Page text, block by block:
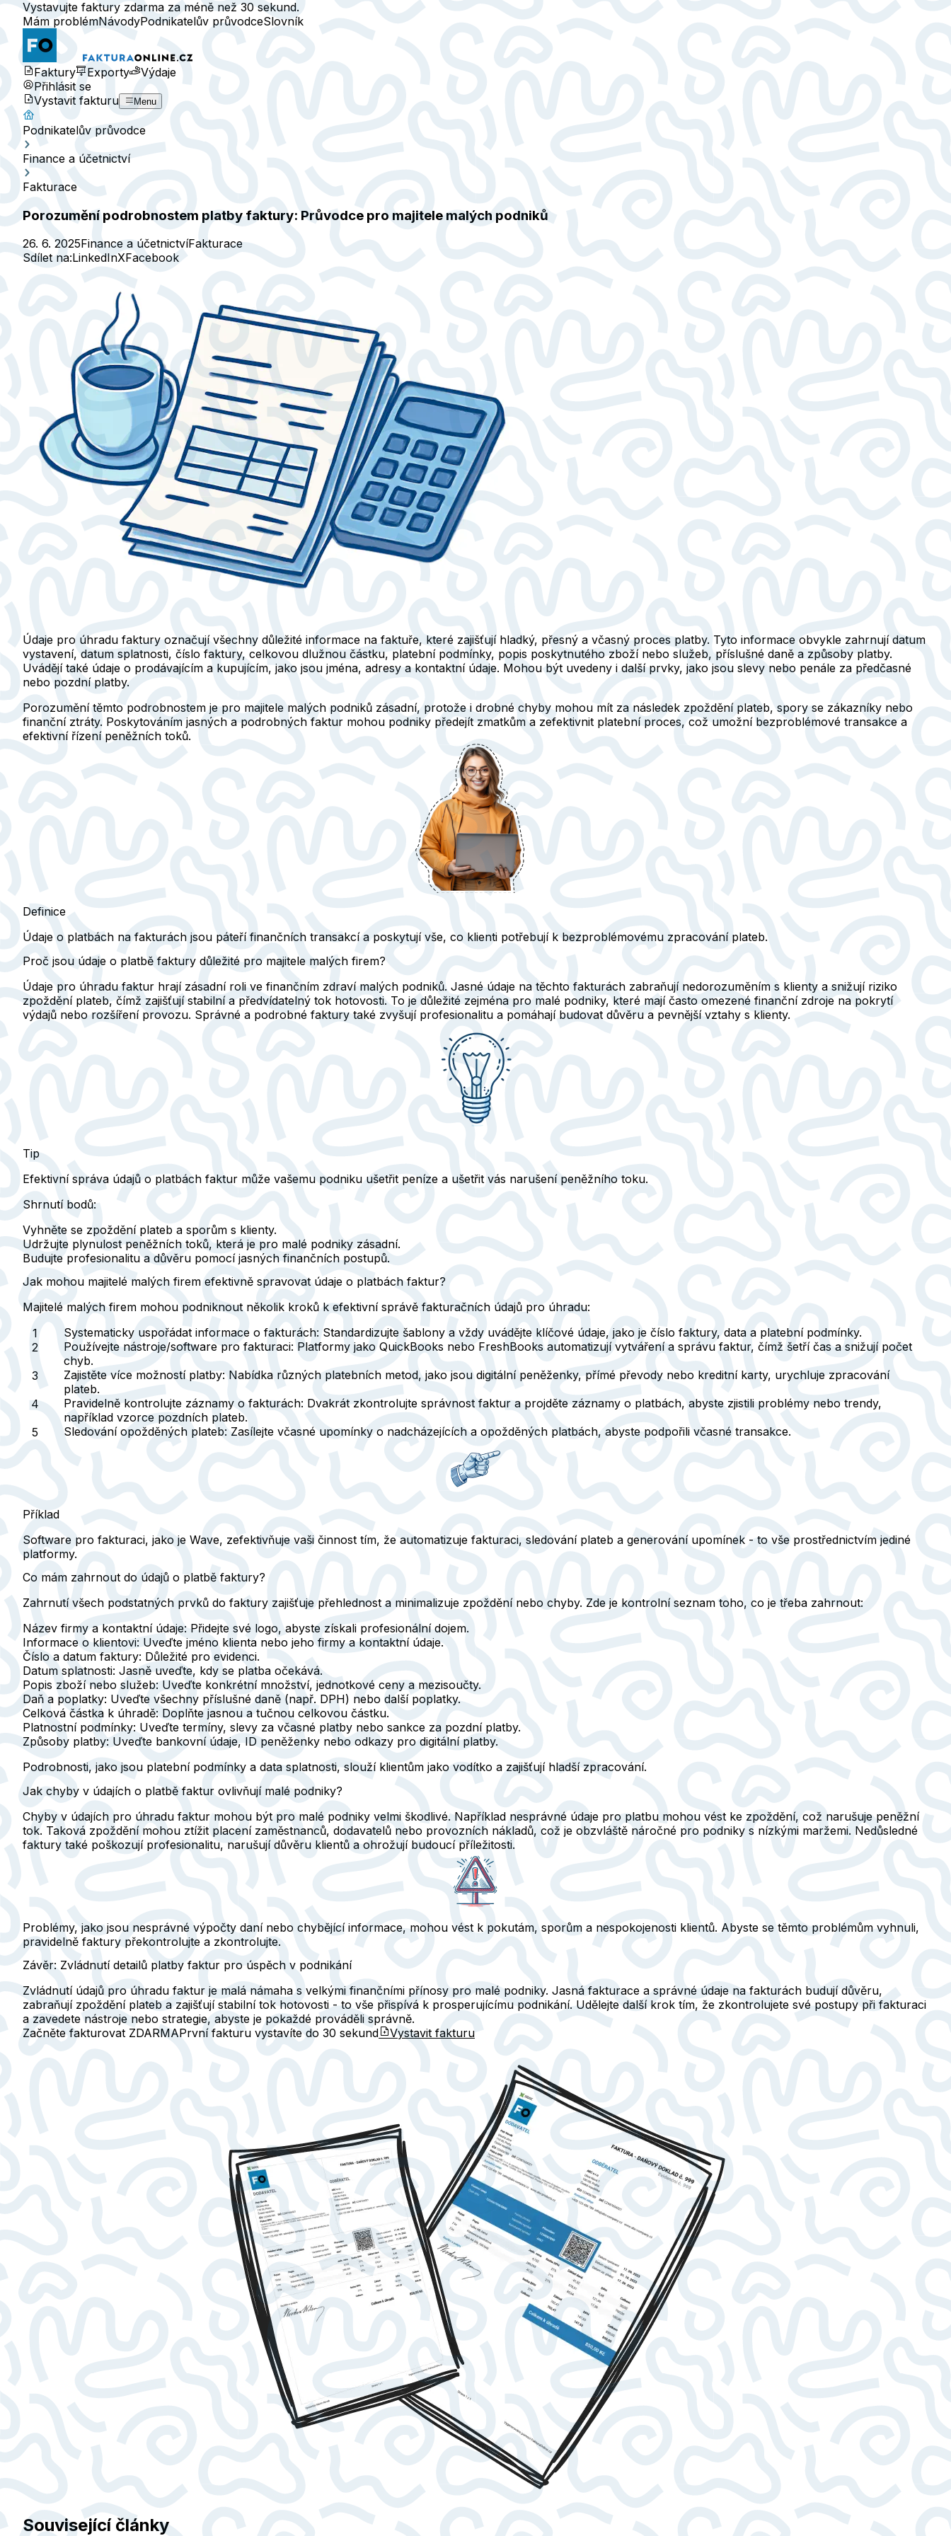
Vystavujte faktury zdarma za méně než 30 sekund.
Mám problémNávodyPodnikatelův průvodceSlovník
Faktury Exporty
Výdaje
Přihlásit se
Vystavit fakturu
Menu
Podnikatelův průvodce
Finance a účetnictví
Fakturace
Porozumění podrobnostem platby faktury: Průvodce pro majitele malých podniků
26. 6. 2025Finance a účetnictvíFakturace
Sdílet na:LinkedInXFacebook
Údaje pro úhradu faktury označují všechny důležité informace na faktuře, které zajišťují hladký, přesný a včasný proces platby. Tyto informace obvykle zahrnují datum
vystavení, datum splatnosti, číslo faktury, celkovou dlužnou částku, platební podmínky, popis poskytnutého zboží nebo služeb, příslušné daně a způsoby platby.
Uvádějí také údaje o prodávajícím a kupujícím, jako jsou jména, adresy a kontaktní údaje. Mohou být uvedeny i další prvky, jako jsou slevy nebo penále za předčasné
nebo pozdní platby.
Porozumění těmto podrobnostem je pro majitele malých podniků zásadní, protože i drobné chyby mohou mít za následek zpoždění plateb, spory se zákazníky nebo
finanční ztráty. Poskytováním jasných a podrobných faktur mohou podniky předejít zmatkům a zefektivnit platební proces, což umožní bezproblémové transakce a
efektivní řízení peněžních toků.
Definice
Údaje o platbách na fakturách jsou páteří finančních transakcí a poskytují vše, co klienti potřebují k bezproblémovému zpracování plateb.
Proč jsou údaje o platbě faktury důležité pro majitele malých firem?
Údaje pro úhradu faktur hrají zásadní roli ve finančním zdraví malých podniků. Jasné údaje na těchto fakturách zabraňují nedorozuměním s klienty a snižují riziko
zpoždění plateb, čímž zajišťují stabilní a předvídatelný tok hotovosti. To je důležité zejména pro malé podniky, které mají často omezené finanční zdroje na pokrytí
výdajů nebo rozšíření provozu. Správné a podrobné faktury také zvyšují profesionalitu a pomáhají budovat důvěru a pevnější vztahy s klienty.
Tip
Efektivní správa údajů o platbách faktur může vašemu podniku ušetřit peníze a ušetřit vás narušení peněžního toku.
Shrnutí bodů:
Vyhněte se zpoždění plateb a sporům s klienty.
Udržujte plynulost peněžních toků, která je pro malé podniky zásadní.
Budujte profesionalitu a důvěru pomocí jasných finančních postupů.
Jak mohou majitelé malých firem efektivně spravovat údaje o platbách faktur?
Majitelé malých firem mohou podniknout několik kroků k efektivní správě fakturačních údajů pro úhradu:
Systematicky uspořádat informace o fakturách: Standardizujte šablony a vždy uvádějte klíčové údaje, jako je číslo faktury, data a platební podmínky.
Používejte nástroje/software pro fakturaci: Platformy jako QuickBooks nebo FreshBooks automatizují vytváření a správu faktur, čímž šetří čas a snižují počet
chyb.
Zajistěte více možností platby: Nabídka různých platebních metod, jako jsou digitální peněženky, přímé převody nebo kreditní karty, urychluje zpracování
plateb.
Pravidelně kontrolujte záznamy o fakturách: Dvakrát zkontrolujte správnost faktur a projděte záznamy o platbách, abyste zjistili problémy nebo trendy,
například vzorce pozdních plateb.
Sledování opožděných plateb: Zasílejte včasné upomínky o nadcházejících a opožděných platbách, abyste podpořili včasné transakce.
Příklad
Software pro fakturaci, jako je Wave, zefektivňuje vaši činnost tím, že automatizuje fakturaci, sledování plateb a generování upomínek - to vše prostřednictvím jediné
platformy.
Co mám zahrnout do údajů o platbě faktury?
Zahrnutí všech podstatných prvků do faktury zajišťuje přehlednost a minimalizuje zpoždění nebo chyby. Zde je kontrolní seznam toho, co je třeba zahrnout:
Název firmy a kontaktní údaje: Přidejte své logo, abyste získali profesionální dojem.
Informace o klientovi: Uveďte jméno klienta nebo jeho firmy a kontaktní údaje.
Číslo a datum faktury: Důležité pro evidenci.
Datum splatnosti: Jasně uveďte, kdy se platba očekává.
Popis zboží nebo služeb: Uveďte konkrétní množství, jednotkové ceny a mezisoučty.
Daň a poplatky: Uveďte všechny příslušné daně (např. DPH) nebo další poplatky.
Celková částka k úhradě: Doplňte jasnou a tučnou celkovou částku.
Platnostní podmínky: Uveďte termíny, slevy za včasné platby nebo sankce za pozdní platby.
Způsoby platby: Uveďte bankovní údaje, ID peněženky nebo odkazy pro digitální platby.
Podrobnosti, jako jsou platební podmínky a data splatnosti, slouží klientům jako vodítko a zajišťují hladší zpracování.
Jak chyby v údajích o platbě faktur ovlivňují malé podniky?
Chyby v údajích pro úhradu faktur mohou být pro malé podniky velmi škodlivé. Například nesprávné údaje pro platbu mohou vést ke zpoždění, což narušuje peněžní
tok. Taková zpoždění mohou ztížit placení zaměstnanců, dodavatelů nebo provozních nákladů, což je obzvláště náročné pro podniky s nízkými maržemi. Nedůsledné
faktury také poškozují profesionalitu, narušují důvěru klientů a ohrožují budoucí příležitosti.
Problémy, jako jsou nesprávné výpočty daní nebo chybějící informace, mohou vést k pokutám, sporům a nespokojenosti klientů. Abyste se těmto problémům vyhnuli,
pravidelně faktury překontrolujte a zkontrolujte.
Závěr: Zvládnutí detailů platby faktur pro úspěch v podnikání
Zvládnutí údajů pro úhradu faktur je malá námaha s velkými finančními přínosy pro malé podniky. Jasná fakturace a správné údaje na fakturách budují důvěru,
zabraňují zpoždění plateb a zajišťují stabilní tok hotovosti - to vše přispívá k prosperujícímu podnikání. Udělejte další krok tím, že zkontrolujete své postupy při fakturaci
a zavedete nástroje nebo strategie, abyste je pokaždé prováděli správně.
Začněte fakturovat ZDARMAPrvní fakturu vystavíte do 30 sekund Vystavit fakturu
Související články